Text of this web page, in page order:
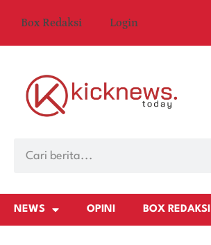
Box Redaksi Login
NEWS OPINI BOX REDAKSI